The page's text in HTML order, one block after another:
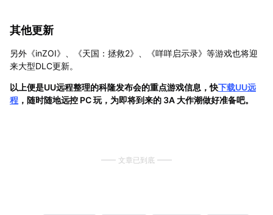
其他更新
另外《inZOI》、《天国：拯救2》、《咩咩启示录》等游戏也将迎
来大型DLC更新。
以上便是UU远程整理的科隆发布会的重点游戏信息，快下载UU远
程，随时随地远控 PC 玩，为即将到来的 3A 大作潮做好准备吧。
文章已到底